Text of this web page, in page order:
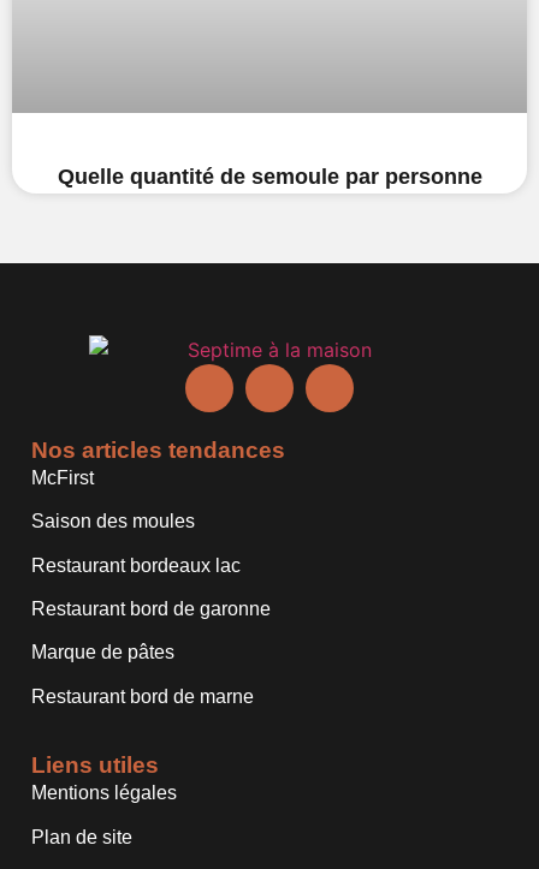
Quelle quantité de semoule par personne
Nos articles tendances
McFirst
Saison des moules
Restaurant bordeaux lac
Restaurant bord de garonne
Marque de pâtes
Restaurant bord de marne
Liens utiles
Mentions légales
Plan de site